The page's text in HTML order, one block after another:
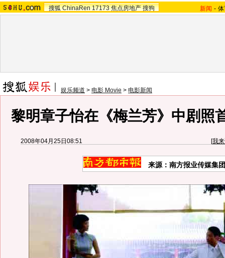
搜狐 ChinaRen 17173 焦点房地产 搜狗 新闻 -
娱乐频道 > 电影 Movie > 电影新闻
黎明章子怡在《梅兰芳》中剧照
2008年04月25日08:51 [我
来源：南方报业传媒集